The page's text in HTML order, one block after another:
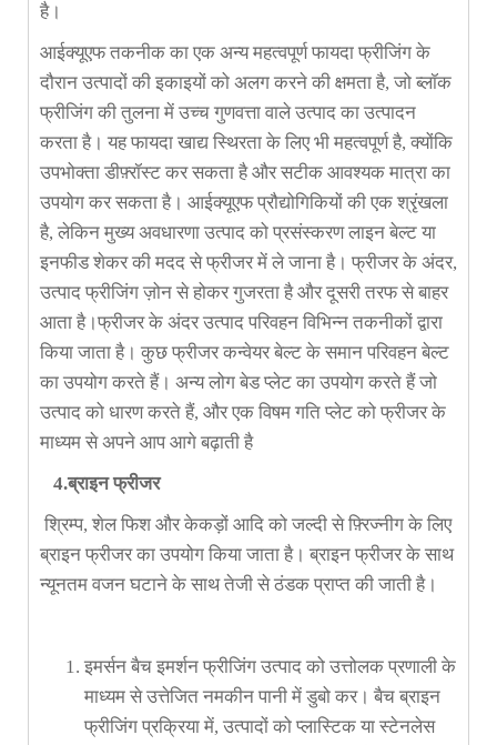
है।
आईक्यूएफ तकनीक का एक अन्य महत्वपूर्ण फायदा फ्रीजिंग के
दौरान उत्पादों की इकाइयों को अलग करने की क्षमता है, जो ब्लॉक
फ्रीजिंग की तुलना में उच्च गुणवत्ता वाले उत्पाद का उत्पादन
करता है। यह फायदा खाद्य स्थिरता के लिए भी महत्वपूर्ण है, क्योंकि
उपभोक्ता डीफ़्रॉस्ट कर सकता है और सटीक आवश्यक मात्रा का
उपयोग कर सकता है। आईक्यूएफ प्रौद्योगिकियों की एक श्रृंखला
है, लेकिन मुख्य अवधारणा उत्पाद को प्रसंस्करण लाइन बेल्ट या
इनफीड शेकर की मदद से फ्रीजर में ले जाना है। फ्रीजर के अंदर,
उत्पाद फ्रीजिंग ज़ोन से होकर गुजरता है और दूसरी तरफ से बाहर
आता है।फ्रीजर के अंदर उत्पाद परिवहन विभिन्न तकनीकों द्वारा
किया जाता है। कुछ फ्रीजर कन्वेयर बेल्ट के समान परिवहन बेल्ट
का उपयोग करते हैं। अन्य लोग बेड प्लेट का उपयोग करते हैं जो
उत्पाद को धारण करते हैं, और एक विषम गति प्लेट को फ्रीजर के
माध्यम से अपने आप आगे बढ़ाती है
4.ब्राइन फ्रीजर
श्रिम्प, शेल फिश और केकड़ों आदि को जल्दी से फ़्रिज्नीग के लिए
ब्राइन फ्रीजर का उपयोग किया जाता है। ब्राइन फ्रीजर के साथ
न्यूनतम वजन घटाने के साथ तेजी से ठंडक प्राप्त की जाती है।
इमर्सन बैच इमर्शन फ्रीजिंग उत्पाद को उत्तोलक प्रणाली के
माध्यम से उत्तेजित नमकीन पानी में डुबो कर। बैच ब्राइन
फ्रीजिंग प्रक्रिया में, उत्पादों को प्लास्टिक या स्टेनलेस